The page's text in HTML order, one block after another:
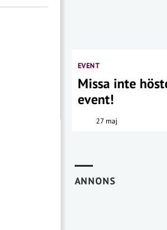
EVENT
Missa inte
event!
27 maj
ANNONS